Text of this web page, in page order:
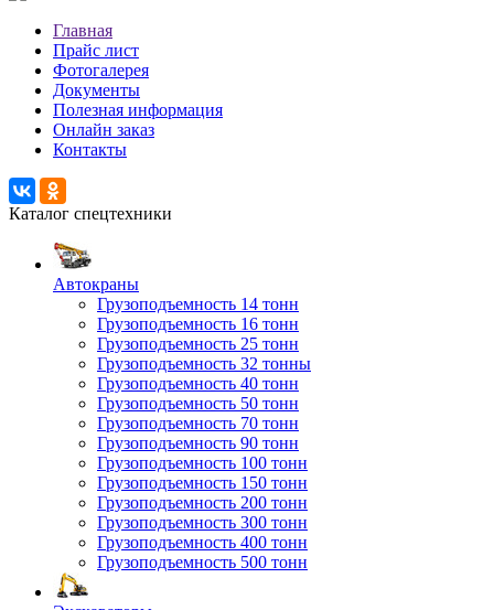
Главная
Прайс лист
Фотогалерея
Документы
Полезная информация
Онлайн заказ
Контакты
Каталог спецтехники
Автокраны
Грузоподъемность 14 тонн
Грузоподъемность 16 тонн
Грузоподъемность 25 тонн
Грузоподъемность 32 тонны
Грузоподъемность 40 тонн
Грузоподъемность 50 тонн
Грузоподъемность 70 тонн
Грузоподъемность 90 тонн
Грузоподъемность 100 тонн
Грузоподъемность 150 тонн
Грузоподъемность 200 тонн
Грузоподъемность 300 тонн
Грузоподъемность 400 тонн
Грузоподъемность 500 тонн